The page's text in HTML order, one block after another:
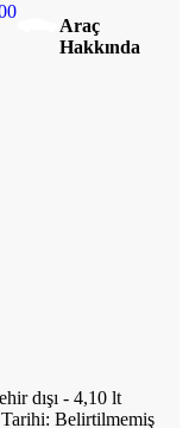
Araç
Hakkında
dışı - 4,10 lt
Belirtilmemiş